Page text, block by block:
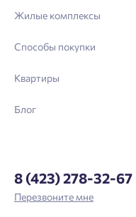
Жилые комплексы
Способы покупки
Квартиры
Блог
8 (423) 278-32-67
Перезвоните мне